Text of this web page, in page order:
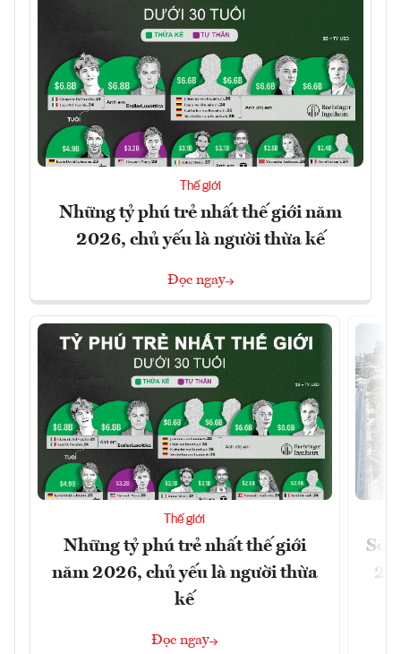
Thế giới
Những tỷ phú trẻ nhất thế giới năm
2026, chủ yếu là người thừa kế
Đọc ngay
Thế giới
Những tỷ phú trẻ nhất thế giới
năm 2026, chủ yếu là người thừa
kế
Đọc ngay
Số